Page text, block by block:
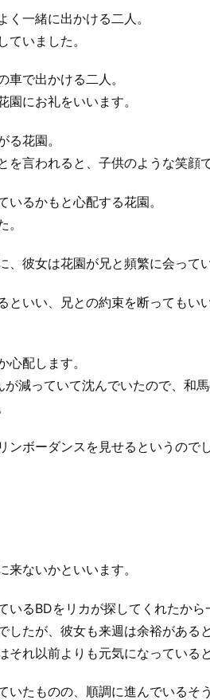
く一緒に出かける二人。
ていました。
車で出かける二人。
にお礼をいいます。
花園。
を言われると、子供のような笑顔
るかもと心配する花園。
、彼女は花園が兄と頻繁に会って
といい、兄との約束を断ってもい
心配します。
減っていて沈んでいたので、和
ンボーダンスを見せるというのでし
来ないかといいます。
いるBDをリカが探してくれたから
したが、彼女も来週は余裕がある
それ以前よりも元気になっている
いたものの、順調に進んでいるそう